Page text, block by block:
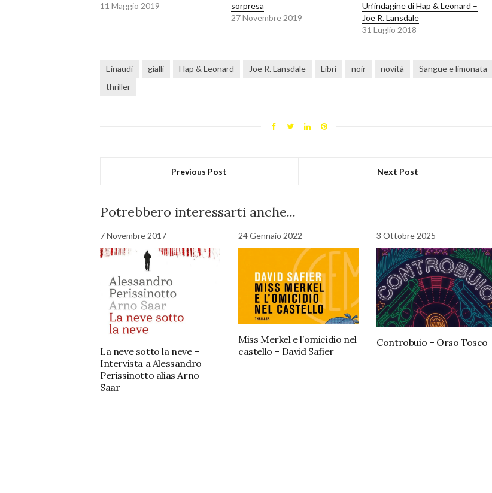
11 Maggio 2019
sorpresa
27 Novembre 2019
Un’indagine di Hap & Leonard –
Joe R. Lansdale
31 Luglio 2018
Einaudi gialli Hap & Leonard Joe R. Lansdale Libri noir novità
Sangue e limonata
thriller
Previous Post Next Post
Potrebbero interessarti anche...
7 Novembre 2017
La neve sotto la neve –
Intervista a Alessandro
Perissinotto alias Arno
Saar
24 Gennaio 2022
Miss Merkel e l’omicidio nel
castello – David Safier
3 Ottobre 2025
Controbuio – Orso Tosco